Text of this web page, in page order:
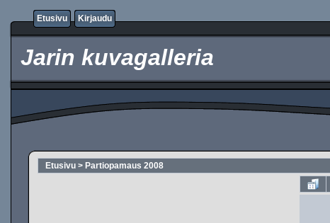
Etusivu Kirjaudu
Jarin kuvagalleria
Etusivu > Partiopamaus 2008